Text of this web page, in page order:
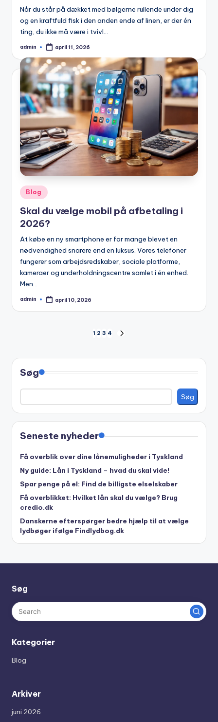
Når du står på dækket med bølgerne rullende under dig
og en kraftfuld fisk i den anden ende af linen, er der én
ting, du ikke må være i tvivl…
Posted
admin april 11, 2026
Posted
Blog
Skal du vælge mobil på afbetaling i
2026?
At købe en ny smartphone er for mange blevet en
nødvendighed snarere end en luksus. Vores telefoner
fungerer som arbejdsredskaber, sociale platforme,
kameraer og underholdningscentre samlet i én enhed.
Men…
Posted
admin april 10, 2026
Indlægsinddeling
1 2 3 4
Søg
Søg
Seneste nyheder
Få overblik over dine lånemuligheder i Tyskland
Ny guide: Lån i Tyskland – hvad du skal vide!
Spar penge på el: Find de billigste elselskaber
Få overblikket: Hvilket lån skal du vælge? Brug
credio.dk
Danskerne efterspørger bedre hjælp til at vælge
lydbøger ifølge Findlydbog.dk
Søg
Kategorier
Blog
Arkiver
juni 2026